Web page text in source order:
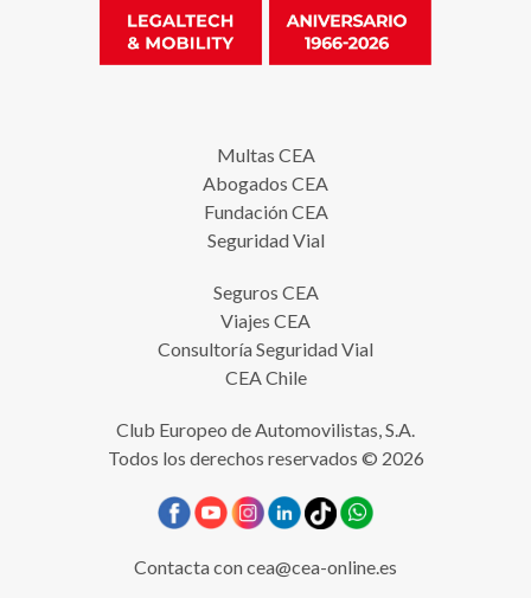
Multas CEA
Abogados CEA
Fundación CEA
Seguridad Vial
Seguros CEA
Viajes CEA
Consultoría Seguridad Vial
CEA Chile
Club Europeo de Automovilistas, S.A.
Todos los derechos reservados © 2026
Contacta concea@cea-online.es